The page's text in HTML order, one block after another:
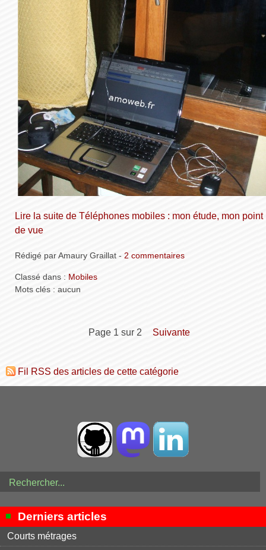
Lire la suite de Téléphones mobiles : mon étude, mon point
de vue
Rédigé par Amaury Graillat - 2 commentaires
Classé dans : Mobiles
Mots clés : aucun
page 1 sur 2 suivante
Fil RSS des articles de cette catégorie
Derniers articles
Courts métrages